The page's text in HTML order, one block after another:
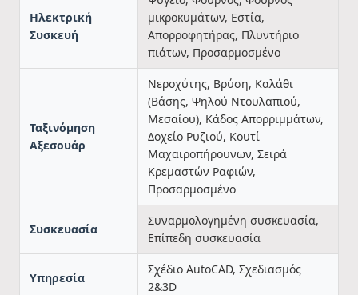
Ηλεκτρική
Συσκευή
μικροκυμάτων, Εστία,
Απορροφητήρας, Πλυντήριο
πιάτων, Προσαρμοσμένο
Ταξινόμηση
Αξεσουάρ
Νεροχύτης, Βρύση, Καλάθι
(Βάσης, Ψηλού Ντουλαπιού,
Μεσαίου), Κάδος Απορριμμάτων,
Δοχείο Ρυζιού, Κουτί
Μαχαιροπήρουνων, Σειρά
Κρεμαστών Ραφιών,
Προσαρμοσμένο
Συσκευασία
Συναρμολογημένη συσκευασία,
Επίπεδη συσκευασία
Υπηρεσία
Σχέδιο AutoCAD, Σχεδιασμός
2&3D